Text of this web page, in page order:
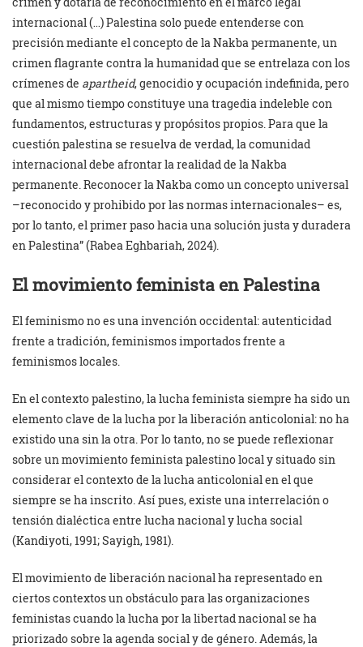
internacional (…) Palestina solo puede entenderse con
precisión mediante el concepto de la Nakba permanente, un
crimen flagrante contra la humanidad que se entrelaza con los
crímenes de apartheid, genocidio y ocupación indefinida, pero
que al mismo tiempo constituye una tragedia indeleble con
fundamentos, estructuras y propósitos propios. Para que la
cuestión palestina se resuelva de verdad, la comunidad
internacional debe afrontar la realidad de la Nakba
permanente. Reconocer la Nakba como un concepto universal
–reconocido y prohibido por las normas internacionales– es,
por lo tanto, el primer paso hacia una solución justa y duradera
en Palestina” (Rabea Eghbariah, 2024).
El movimiento feminista en Palestina
El feminismo no es una invención occidental: autenticidad
frente a tradición, feminismos importados frente a
feminismos locales.
En el contexto palestino, la lucha feminista siempre ha sido un
elemento clave de la lucha por la liberación anticolonial: no ha
existido una sin la otra. Por lo tanto, no se puede reflexionar
sobre un movimiento feminista palestino local y situado sin
considerar el contexto de la lucha anticolonial en el que
siempre se ha inscrito. Así pues, existe una interrelación o
tensión dialéctica entre lucha nacional y lucha social
(Kandiyoti, 1991; Sayigh, 1981).
El movimiento de liberación nacional ha representado en
ciertos contextos un obstáculo para las organizaciones
feministas cuando la lucha por la libertad nacional se ha
priorizado sobre la agenda social y de género. Además, la